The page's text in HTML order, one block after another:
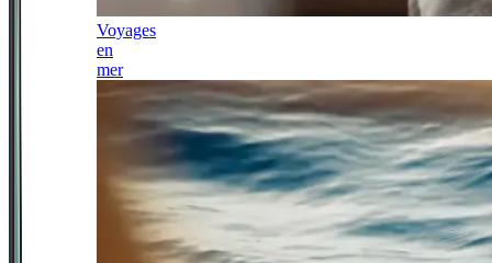
Voyages
en
mer